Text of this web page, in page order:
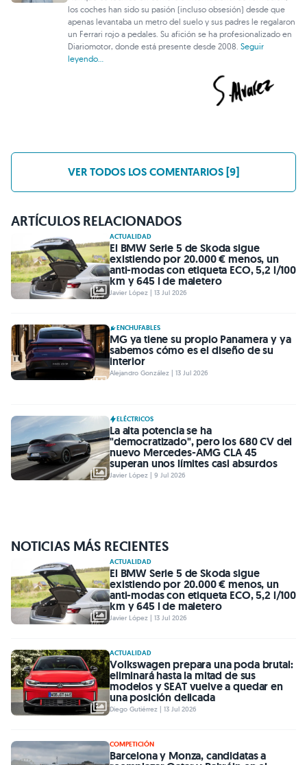
los coches han sido su pasión (incluso obsesión) desde que
apenas levantaba un metro del suelo y sus padres le regalaron
un Ferrari rojo a pedales. Su afición se ha profesionalizado en
Diariomotor, donde está presente desde 2008.Seguir
leyendo...
VER TODOS LOS COMENTARIOS [9]
ARTÍCULOS RELACIONADOS
ACTUALIDAD
El BMW Serie 5 de Skoda sigue
existiendo por 20.000 € menos, un
anti-modas con etiqueta ECO, 5,2 l/100
km y 645 l de maletero
Javier López | 13 Jul 2026
ENCHUFABLES
MG ya tiene su propio Panamera y ya
sabemos cómo es el diseño de su
interior
Alejandro González | 13 Jul 2026
ELÉCTRICOS
La alta potencia se ha
"democratizado", pero los 680 CV del
nuevo Mercedes-AMG CLA 45
superan unos límites casi absurdos
Javier López | 9 Jul 2026
NOTICIAS MÁS RECIENTES
ACTUALIDAD
El BMW Serie 5 de Skoda sigue
existiendo por 20.000 € menos, un
anti-modas con etiqueta ECO, 5,2 l/100
km y 645 l de maletero
Javier López | 13 Jul 2026
ACTUALIDAD
Volkswagen prepara una poda brutal:
eliminará hasta la mitad de sus
modelos y SEAT vuelve a quedar en
una posición delicada
Diego Gutiérrez | 13 Jul 2026
COMPETICIÓN
Barcelona y Monza, candidatas a